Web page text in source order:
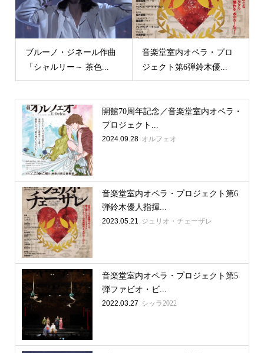
ブルーノ・ジネール作曲
「シャルリー～ 茶色...
音楽堂室内オペラ・プロ
ジェクト第6弾鈴木優...
開館70周年記念／音楽堂室内オペラ・
プロジェクト...
2024.09.28 オルフェオ
音楽堂室内オペラ・プロジェクト第6
弾鈴木優人指揮...
2023.05.21 ジュリオ・チェーザレ
音楽堂室内オペラ・プロジェクト第5
弾ファビオ・ビ...
2022.03.27 シッラ2022